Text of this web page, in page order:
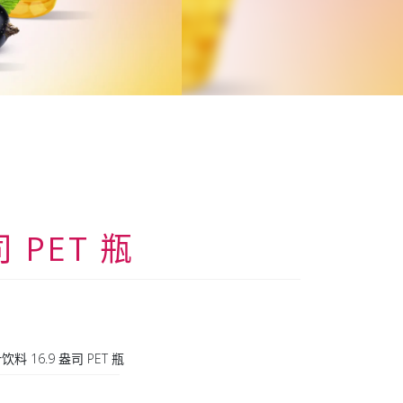
PET 瓶
料 16.9 盎司 PET 瓶